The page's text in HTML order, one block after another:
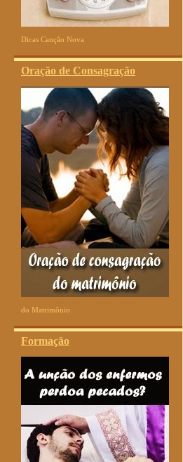
Dicas Canção Nova
Oração de Consagração
do Matrimônio
Formação